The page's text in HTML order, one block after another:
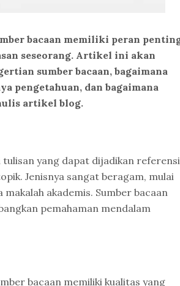
bacaan memiliki peran
seseorang. Artikel ini akan
sumber bacaan, bagaimana
pengetahuan, dan bagaimana
artikel blog.
yang dapat dijadikan referensi
Jenisnya sangat beragam, mulai
akademis. Sumber bacaan
pemahaman mendalam
bacaan memiliki kualitas yang